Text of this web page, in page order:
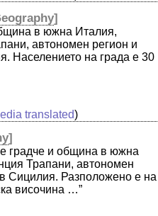
]
в южна Италия,
автономен регион и
Населението на града е 30
translated)
]
градче и община в южна
Трапани, автономен
Сицилия. Разположено е на
височина …”